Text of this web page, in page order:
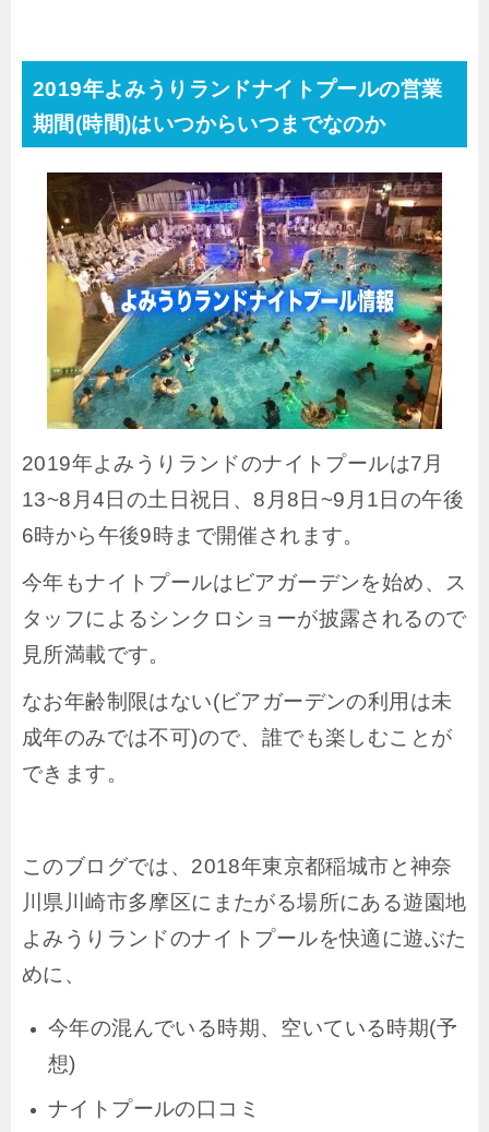
2019年よみうりランドナイトプールの営業
期間(時間)はいつからいつまでなのか
2019年よみうりランドのナイトプールは7月
13~8月4日の土日祝日、8月8日~9月1日の午後
6時から午後9時まで開催されます。
今年もナイトプールはビアガーデンを始め、ス
タッフによるシンクロショーが披露されるので
見所満載です。
なお年齢制限はない(ビアガーデンの利用は未
成年のみでは不可)ので、誰でも楽しむことが
できます。
このブログでは、2018年東京都稲城市と神奈
川県川崎市多摩区にまたがる場所にある遊園地
よみうりランドのナイトプールを快適に遊ぶた
めに、
今年の混んでいる時期、空いている時期(予
想)
ナイトプールの口コミ